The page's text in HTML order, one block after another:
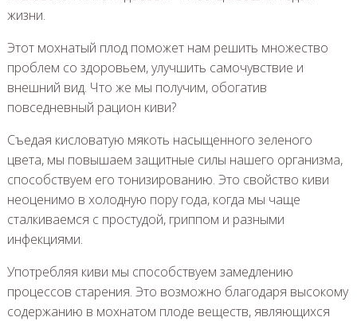
жизни.
Этот мохнатый плод поможет нам решить множество
проблем со здоровьем, улучшить самочувствие и
внешний вид. Что же мы получим, обогатив
повседневный рацион киви?
Съедая кисловатую мякоть насыщенного зеленого
цвета, мы повышаем защитные силы нашего организма,
способствуем его тонизированию. Это свойство киви
неоценимо в холодную пору года, когда мы чаще
сталкиваемся с простудой, гриппом и разными
инфекциями.
Употребляя киви мы способствуем замедлению
процессов старения. Это возможно благодаря высокому
содержанию в мохнатом плоде веществ, являющихся